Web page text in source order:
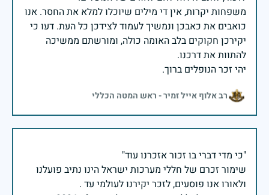
משפחות יקרות, אין די מילים שיוכלו למלא את החסר. אנו
כואבים את כאבכן ונמשיך לעמוד לצידכן כל העת. דעו כי
יקירכן חקוקים בלב האומה כולה, ומורשתם ממשיכה
יהי זכר הנופלים ברוך.
רב אלוף אייל זמיר - ראש המטה הכללי
שימור זכרם של חללי מערכות ישראל הינו נתיב פועלנו